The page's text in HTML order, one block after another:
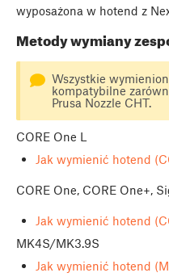
wyposażona w hotend z
Metody wymiany
Wszystkie
kompatybilne
Prusa Nozzle CHT.
CORE One L
Jak wymienić hotend
CORE One, CORE One+,
Jak wymienić hotend
MK4S/MK3.9S
Jak wymienić hotend